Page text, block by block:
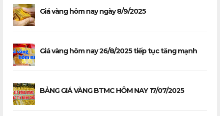
Giá vàng hôm nay ngày 8/9/2025
Giá vàng hôm nay 26/8/2025 tiếp tục tăng mạnh
BẢNG GIÁ VÀNG BTMC HÔM NAY 17/07/2025